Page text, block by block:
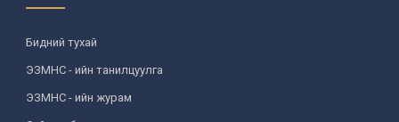
Улсын дээд шүүхийн тогтоол
УИХ-аас томилогддог байгууллагын дарга, түүнтэй адилтгах албан
тушаалтны шийдвэр
Сайдын тушаал(987)
Засгийн газрын агентлагийн даргын тушаал
Бидний тухай
ЭЗМНС - ийн танилцуулга
ЭЗМНС - ийн журам